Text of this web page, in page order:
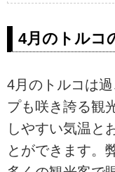
4月のトルコ
4月のトルコは
プも咲き誇る観
しやすい気温と
とができます。